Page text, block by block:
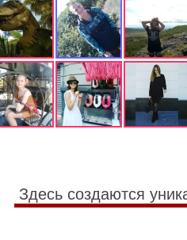
Здесь создаются